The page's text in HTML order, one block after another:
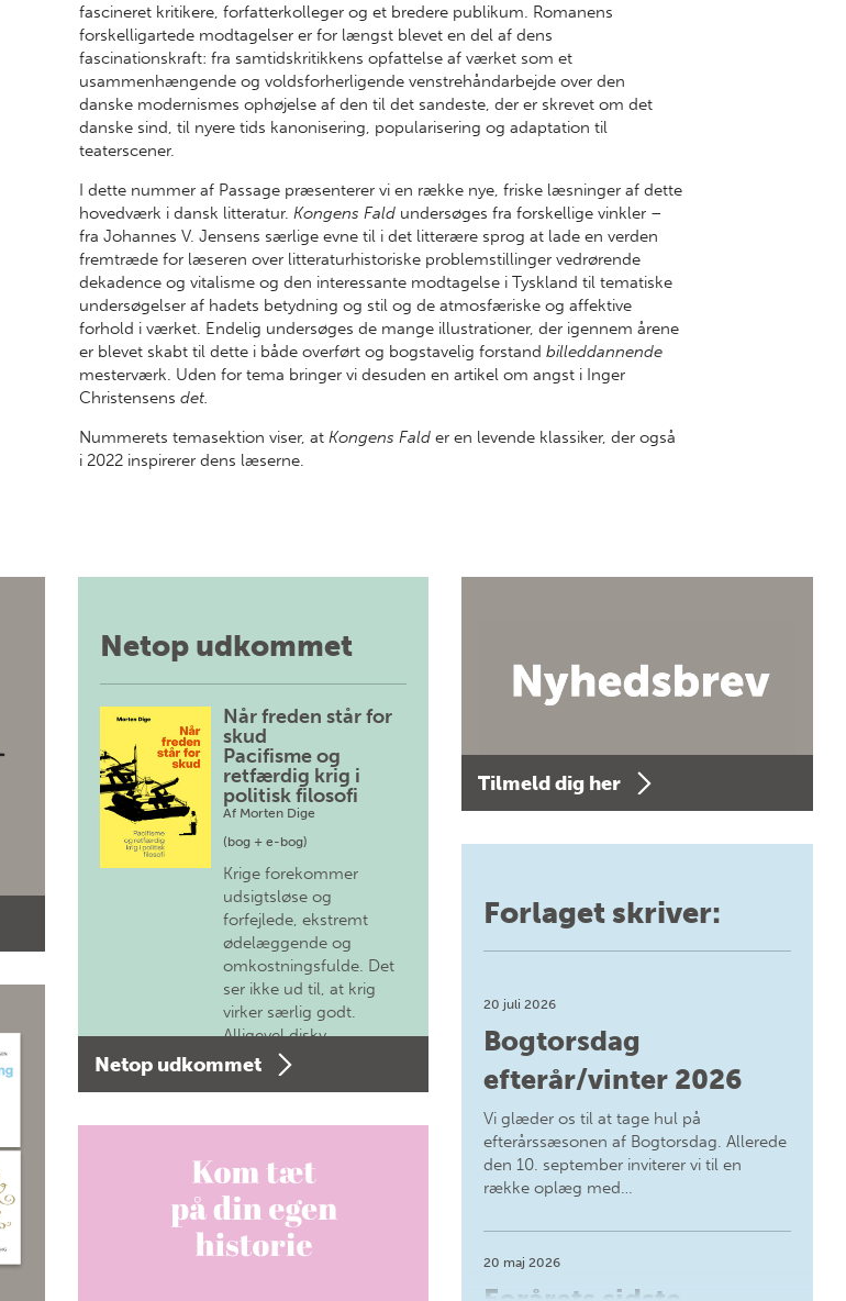
fascineret kritikere, forfatterkolleger og et bredere publikum. Romanens
forskelligartede modtagelser er for længst blevet en del af dens
fascinationskraft: fra samtidskritikkens opfattelse af værket som et
usammenhængende og voldsforherligende venstrehåndarbejde over den
danske modernismes ophøjelse af den til det sandeste, der er skrevet om det
danske sind, til nyere tids kanonisering, popularisering og adaptation til
teaterscener.
I dette nummer af Passage præsenterer vi en række nye, friske læsninger af dette
hovedværk i dansk litteratur.Kongens Fald undersøges fra forskellige vinkler –
fra Johannes V. Jensens særlige evne til i det litterære sprog at lade en verden
fremtræde for læseren over litteraturhistoriske problemstillinger vedrørende
dekadence og vitalisme og den interessante modtagelse i Tyskland til tematiske
undersøgelser af hadets betydning og stil og de atmosfæriske og affektive
forhold i værket. Endelig undersøges de mange illustrationer, der igennem årene
er blevet skabt til dette i både overført og bogstavelig forstandbilleddannende
mesterværk. Uden for tema bringer vi desuden en artikel om angst i Inger
Christensensdet.
Nummerets temasektion viser, atKongens Falder en levende klassiker, der også
i 2022 inspirerer dens læserne.
Netop udkommet
Når freden står for
skud
Pacifisme og
retfærdig krig i
politisk filosofi
Af Morten Dige
(bog + e-bog)
Krige forekommer
udsigtsløse og
forfejlede, ekstremt
ødelæggende og
omkostningsfulde. Det
ser ikke ud til, at krig
virker særlig godt.
Alligevel diskv…
Netop udkommet
Tilmeld dig her
Forlaget skriver:
20 juli 2026
Bogtorsdag
efterår/vinter 2026
Vi glæder os til at tage hul på
efterårssæsonen af Bogtorsdag. Allerede
den 10. september inviterer vi til en
række oplæg med…
20 maj 2026